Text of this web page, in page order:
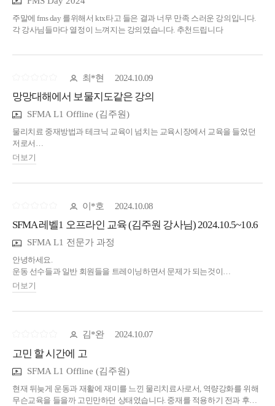
주말에 fms day 를위해서 ktx타고 들은 결과 너무 만족 스러운 강의입니다.
각 강사님들마다 열정이 느껴지는 강의였습니다. 추천드립니다
최*현 2024.10.09
망망대해에서 보물지도같은 강의
SFMA L1 Offline (김주원)
물리치료 중재방법과 테크닉 교육이 넘치는 교육시장에서 교육을 들었던
저로서
중재법을 어떤상황에서 어떻게 리스크를 줄이고 더 효과적으로 적용할 수
있는지에 대한 고민이 많았습니다.
하지만 김주원 선생님을 통한 SFMA라는 강의를 들음으로 보물지도를 찾은
강의를 통해 중재에서 가장 중요한 "평가"에 대한 새롭고 근본적인 가이드
라인을 이해하게 되었습니다.
교육에 대한 고민이 많은 물리치료사 선생님들 저연차 고연차 상관없이 이
강의를 통해 새로운 시야를 얻으시길 바랍니다.
더보기
이*호 2024.10.08
SFMA 레벨1 오프라인 교육 (김주원 강사님) 2024.10.5~10.6
SFMA L1 전문가 과정
안녕하세요.
운동 선수들과 일반 회원들을 트레이닝하면서 문제가 되는것이
통증에대한 문제였습니다.
그래서 문제를 해결하고자 SFMA를 신청하고 오프라인 교육(김주원
해주셔서 쉽게 이해가 됐네요~^^ 참고로 영상을 미리 보고가면 더 많은걸
탑티어에서 브레이크아웃의 어려울수있는 스크닝 방법을 강사님의
강의해주시고 한명한명 놓치지않고 알려주셔서 이해가 쏙쏙 잘됐네요~!!
단순히 교육에대한 강의만 해주신게아니라 정말 현장에서 어떻게
적용하고 풀어가는지도 알려주셔서 감사합니다~
더보기
김*완 2024.10.07
고민 할 시간에 고
SFMA L1 Offline (김주원)
현재 뒤늦게 운동과 재활에 재미를 느낀 물리치료사로서, 역량강화를 위해
무슨교육을 들을까 고민만하던 상태였습니다. 중재를 적용하기 전과 후를